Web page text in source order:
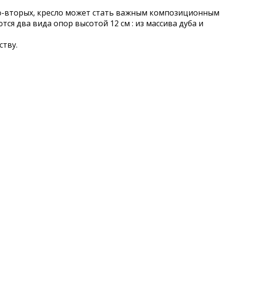
вторых, кресло может стать важным композиционным
два вида опор высотой 12 см : из массива дуба и